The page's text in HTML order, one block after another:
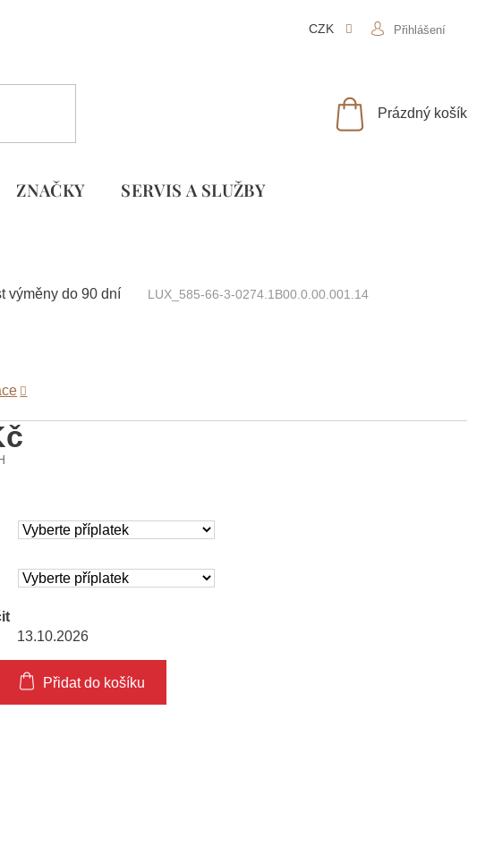
CZK Přihlášení
NÁKUPNÍ
Prázdný košík
ZNAČKY SLUŽBY
výměny do 90 dní LUX_585-66-3-0274.1B00.0.00.001.14
13.10.2026
Přidat do košíku